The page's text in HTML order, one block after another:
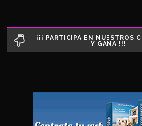
¡¡¡ PARTICIPA EN NUESTROS
Y GANA !!!